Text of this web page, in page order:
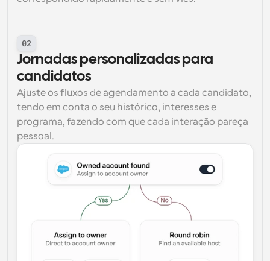
02
Jornadas personalizadas para
candidatos
Ajuste os fluxos de agendamento a cada candidato,
tendo em conta o seu histórico, interesses e
programa, fazendo com que cada interação pareça
pessoal.